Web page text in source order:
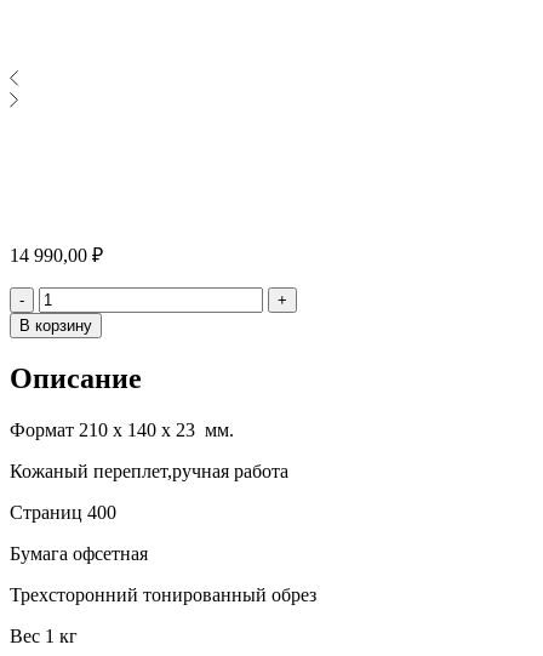
14 990,00 ₽
- Количество
+
В корзину
Описание
Формат 210 х 140 х 23 мм.
Кожаный переплет,ручная работа
Страниц 400
Бумага офсетная
Трехсторонний тонированный обрез
Вес 1 кг